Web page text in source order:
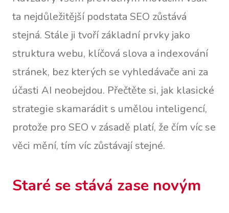
ta nejdůležitější podstata SEO zůstává
stejná. Stále ji tvoří základní prvky jako
struktura webu, klíčová slova a indexování
stránek, bez kterých se vyhledávače ani za
účasti AI neobejdou. Přečtěte si, jak klasické
strategie skamarádit s umělou inteligencí,
protože pro SEO v zásadě platí, že čím víc se
věci mění, tím víc zůstávají stejné.
Staré se stává zase novým